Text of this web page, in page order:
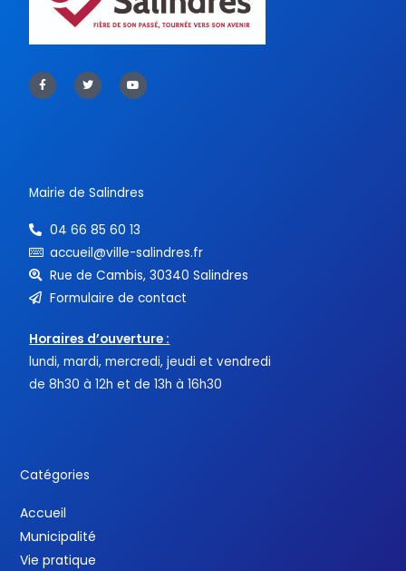
a
c
e
w
i
t
o
u
t
Mairie de Salindres
04 66 85 60 13
accueil@ville-salindres.fr
Rue de Cambis, 30340 Salindres
Formulaire de contact
Horaires d’ouverture :
lundi, mardi, mercredi, jeudi et vendredi
de 8h30 à 12h et de 13h à 16h30
Catégories
Accueil
Municipalité
Vie pratique